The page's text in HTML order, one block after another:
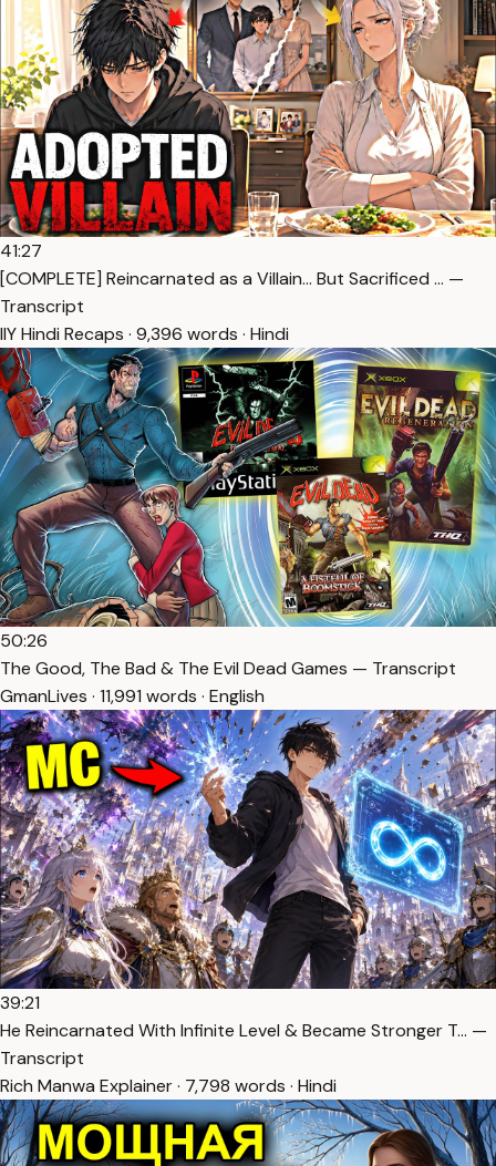
41:27
[COMPLETE] Reincarnated as a Villain… But Sacrificed … —
Transcript
IlY Hindi Recaps · 9,396 words · Hindi
50:26
The Good, The Bad & The Evil Dead Games — Transcript
GmanLives · 11,991 words · English
39:21
He Reincarnated With Infinite Level & Became Stronger T… —
Transcript
Rich Manwa Explainer · 7,798 words · Hindi